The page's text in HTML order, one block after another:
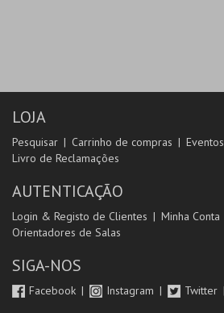
LOJA
Pesquisar Carrinho de compras Eventos
Livro de Reclamações
AUTENTICAÇÃO
Login & Registo de Clientes Minha Conta
Orientadores de Salas
SIGA-NOS
Facebook Instagram Twitter